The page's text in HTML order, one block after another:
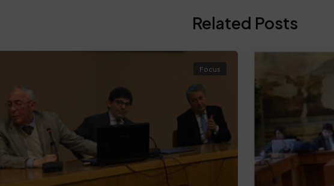
Related Posts
Focus